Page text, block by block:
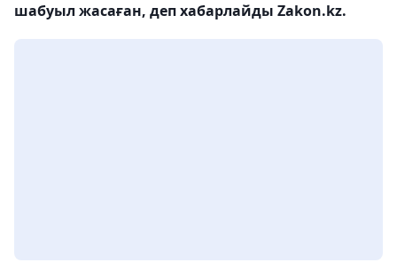
шабуыл жасаған, деп хабарлайды Zakon.kz.